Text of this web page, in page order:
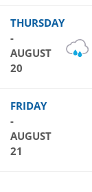
THURSDAY
-
AUGUST
20
FRIDAY
-
AUGUST
21